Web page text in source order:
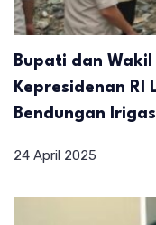
Bupati dan
Kepresidenan RI
Bendungan
24 April 2025